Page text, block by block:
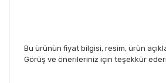
Bu ürünün fiyat bilgisi, resim, ürün
Görüş ve önerileriniz için teşekkür